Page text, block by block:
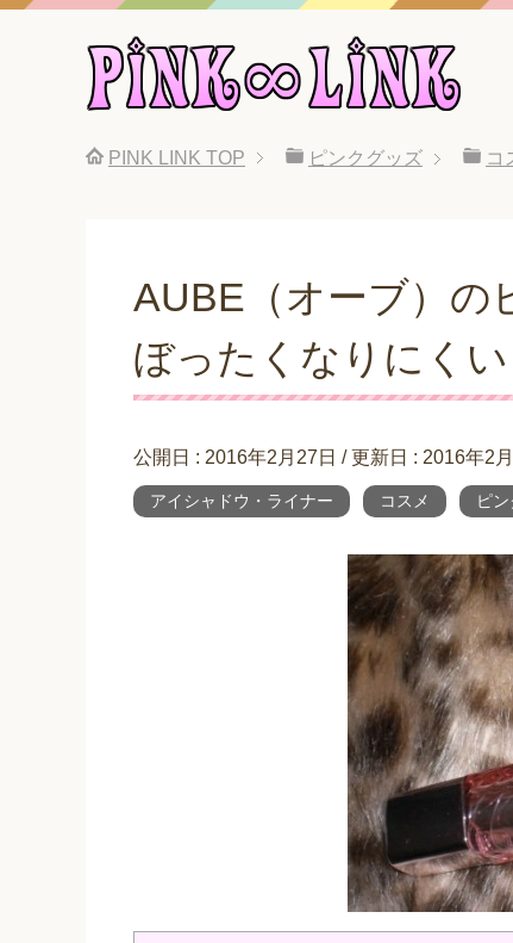
PINK LINK TOP ピンクグッズ コ
AUBE（オーブ）の
ぼったくなりにくい
公開日 : 2016年2月27日 / 更新日 : 2016年2
アイシャドウ・ライナー コスメ ピ